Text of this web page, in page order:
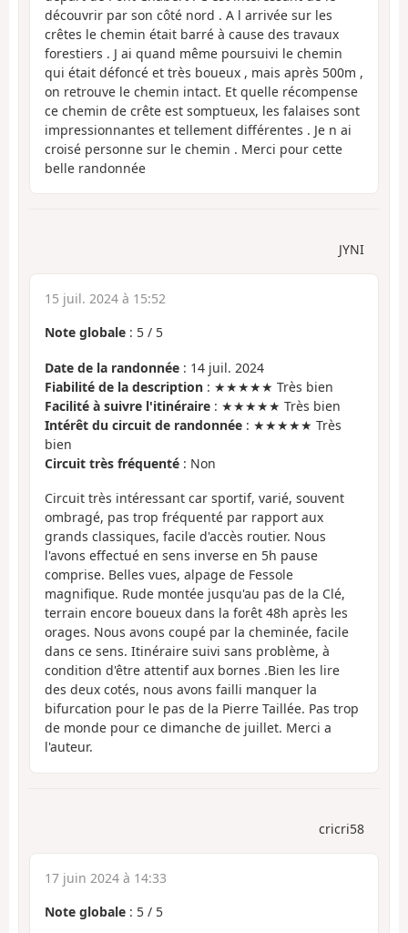
découvrir par son côté nord . A l arrivée sur les
crêtes le chemin était barré à cause des travaux
forestiers . J ai quand même poursuivi le chemin
qui était défoncé et très boueux , mais après 500m ,
on retrouve le chemin intact. Et quelle récompense
ce chemin de crête est somptueux, les falaises sont
impressionnantes et tellement différentes . Je n ai
croisé personne sur le chemin . Merci pour cette
belle randonnée
JYNI
15 juil. 2024 à 15:52
Note globale : 5 / 5
Date de la randonnée : 14 juil. 2024
Fiabilité de la description : ★★★★★ Très bien
Facilité à suivre l'itinéraire : ★★★★★ Très bien
Intérêt du circuit de randonnée : ★★★★★ Très
bien
Circuit très fréquenté : Non
Circuit très intéressant car sportif, varié, souvent
ombragé, pas trop fréquenté par rapport aux
grands classiques, facile d'accès routier. Nous
l'avons effectué en sens inverse en 5h pause
comprise. Belles vues, alpage de Fessole
magnifique. Rude montée jusqu'au pas de la Clé,
terrain encore boueux dans la forêt 48h après les
orages. Nous avons coupé par la cheminée, facile
dans ce sens. Itinéraire suivi sans problème, à
condition d'être attentif aux bornes .Bien les lire
des deux cotés, nous avons failli manquer la
bifurcation pour le pas de la Pierre Taillée. Pas trop
de monde pour ce dimanche de juillet. Merci a
l'auteur.
cricri58
17 juin 2024 à 14:33
Note globale : 5 / 5